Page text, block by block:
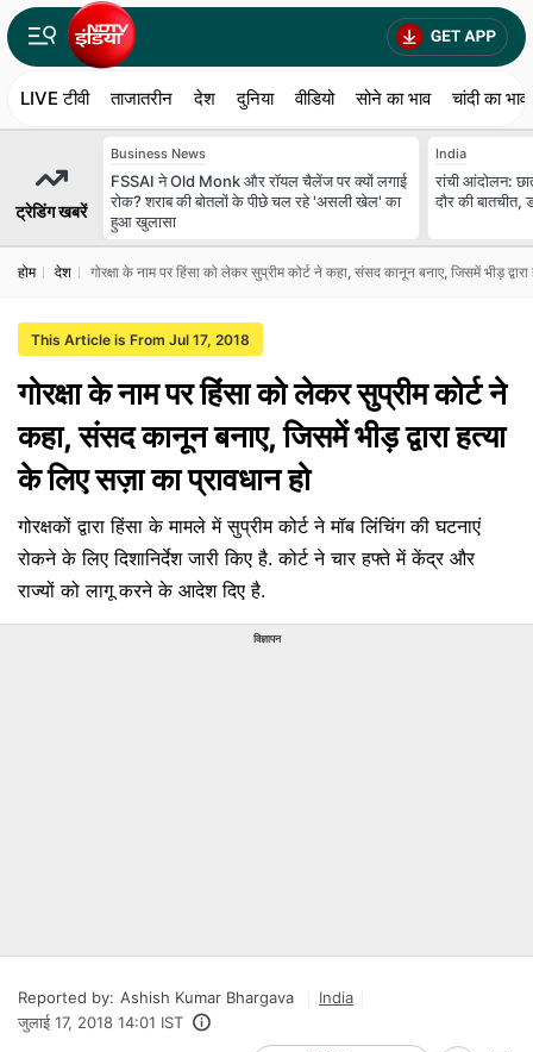
LIVE टीवी ताजातरीन देश दुनिया वीडियो सोने का भाव चांदी का भाव
ट्रेडिंग खबरें
Business News
FSSAI ने Old Monk और रॉयल चैलेंज पर क्यों लगाई
रोक? शराब की बोतलों के पीछे चल रहे 'असली खेल' का
हुआ खुलासा
India
रांची आंदोलन:
दौर की बातचीत,
होम देश गोरक्षा के नाम पर हिंसा को लेकर सुप्रीम कोर्ट ने कहा, संसद कानून बनाए, जिसमें भीड़
This Article is From Jul 17, 2018
गोरक्षा के नाम पर हिंसा को लेकर सुप्रीम कोर्ट ने
कहा, संसद कानून बनाए, जिसमें भीड़ द्वारा हत्या
के लिए सज़ा का प्रावधान हो
गोरक्षकों द्वारा हिंसा के मामले में सुप्रीम कोर्ट ने मॉब लिंचिंग की घटनाएं
रोकने के लिए दिशानिर्देश जारी किए है. कोर्ट ने चार हफ्ते में केंद्र और
राज्यों को लागू करने के आदेश दिए है.
विज्ञापन
Reported by: Ashish Kumar Bhargava
India
जुलाई 17, 2018 14:01 IST